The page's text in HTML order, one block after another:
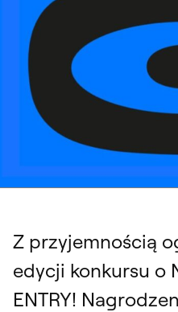
Z przyjemnością
edycji konkursu o
ENTRY!